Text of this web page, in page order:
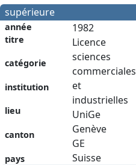
supérieure
année
titre
catégorie
institution
lieu
canton
pays
1982
Licence
sciences
commerciales
et
industrielles
UniGe
Genève
GE
Suisse